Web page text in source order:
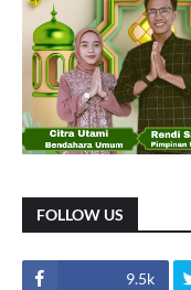
FOLLOW US
9.5k